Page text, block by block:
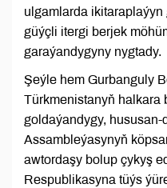
ulgamlarda
güýçli itergi berjek
garaýandygyny nygtady.
Şeýle hem Gurbanguly
Türkmenistanyň halkara
goldaýandygy, hususan-
Assambleýasynyň
awtordaşy bolup çykyş
Respublikasyna tüýs